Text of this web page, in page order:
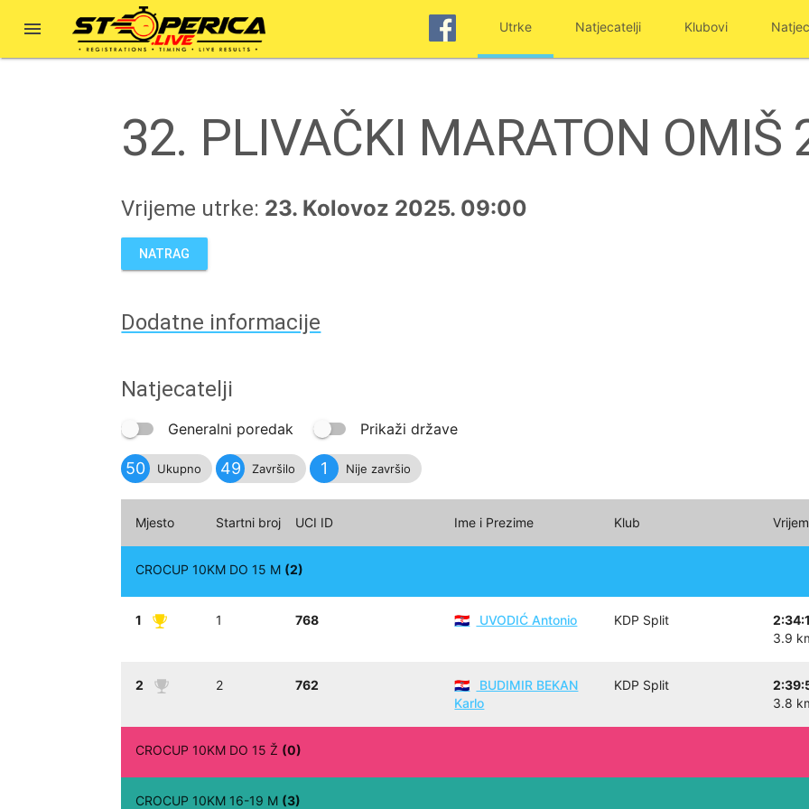
 Utrke Natjecatelji Klubovi
32. PLIVAČKI MARATON OMIŠ
Vrijeme utrke: 23. Kolovoz 2025. 09:00
NATRAG
Dodatne informacije
Natjecatelji
Generalni poredak Prikaži države
50 Ukupno 49 Završilo 1 Nije završio
Mjesto Startni broj UCI ID Ime i Prezime Klub
CROCUP 10KM DO 15 M (2)
1 1 768 🇭🇷 UVODIĆ Antonio KDP Split
3.9
2 2 762 🇭🇷
BUDIMIR BEKAN
Karlo
KDP Split
3.8
CROCUP 10KM DO 15 Ž (0)
CROCUP 10KM 16-19 M (3)